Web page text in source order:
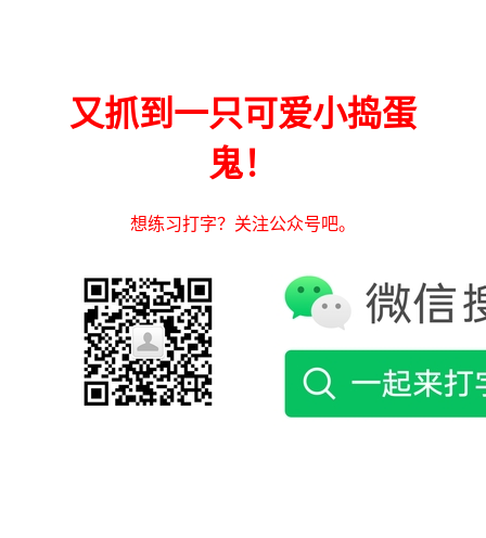
又抓到一只可爱小捣蛋
鬼！
想练习打字？关注公众号吧。